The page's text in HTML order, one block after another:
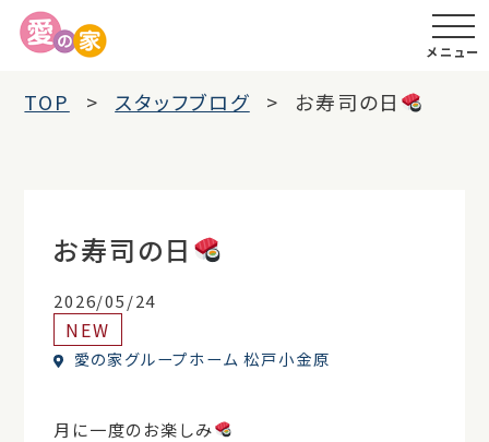
メニュー
TOP スタッフブログ お寿司の日
お寿司の日
2026/05/24
NEW
愛の家グループホーム 松戸小金原
月に一度のお楽しみ